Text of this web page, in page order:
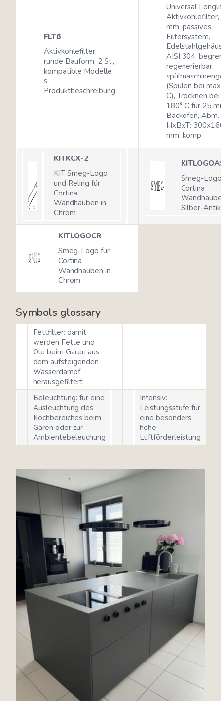
FLT6
Aktivkohlefilter,
runde Bauform, 2 St.,
kompatible Modelle
s.
Produktbeschreibung
Universal
mm, passives
Filtersystem,
AISI 304,
regenerierbar,
(Spülen bei
C), Trocknen
180° C für 25
Backofen, Abm.
HxBxT:
mm, komp
KITKCX-2
KIT Smeg-Logo
und Reling für
Cortina
Wandhauben in
Chrom
Smeg-
Cortina
Silber-Antik
KITLOGOCR
Smeg-Logo für
Cortina
Wandhauben in
Chrom
Symbols glossary
Fettfilter: damit
werden Fette und
Öle beim Garen aus
dem aufsteigenden
Wasserdampf
herausgefiltert
Beleuchtung: für eine
Ausleuchtung des
Kochbereiches beim
Garen oder zur
Ambientebeleuchung
Intensiv:
Leistungsstufe für
eine besonders
hohe
Luftförderleistung